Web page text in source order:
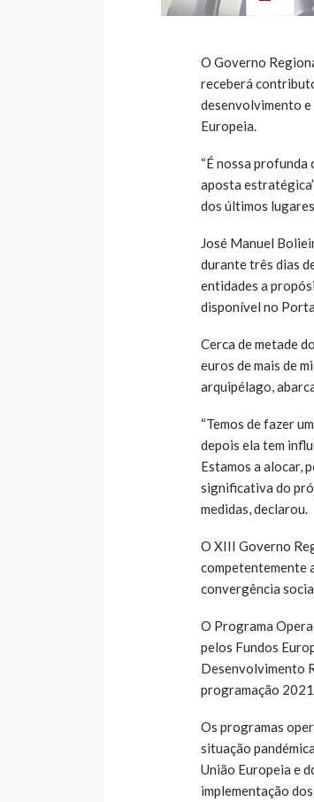
O Governo
receberá
desenvolvimento e
Europeia.
“É nossa
aposta
dos últimos
José Manuel
durante três dias
entidades a
disponível no
Cerca de metade
euros de mais de
arquipélago,
“Temos de fazer
depois ela tem
Estamos a alocar,
significativa do
medidas, declarou.
O XIII Governo
competentemente
convergência
O Programa
pelos Fundos
Desenvolvimento
programação
Os programas
situação
União Europeia e
implementação